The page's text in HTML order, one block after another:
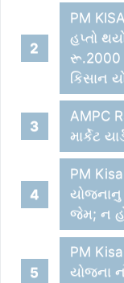
PM
હપ્તો
રૂ.2000
કિસાન
AMPC
માર્કેટ
PM
યોજનાનુ
જેમ; ન
PM
યોજના